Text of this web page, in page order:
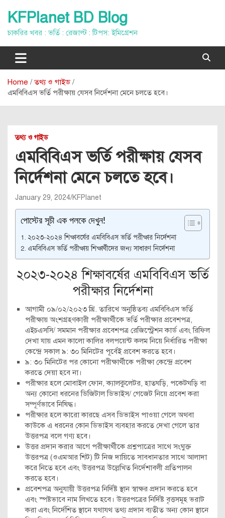
content
KFPlanet BD Blog
চাকরির খবর : ভর্তি : রেজাল্ট : টিপস: ইমিগ্রেশন
Home
তথ্য ও গাইড
এমবিবিএস ভর্তি পরীক্ষায় যেসব নির্দেশনা মেনে চলতে হবে।
তথ্য ও গাইড
এমবিবিএস ভর্তি পরীক্ষায় যেসব
নির্দেশনা মেনে চলতে হবে।
January 29, 2024 KFPlanet
পোস্টের সূচী এক পলকে দেখুন!
২০২৩-২০২৪ শিক্ষাবর্ষের এমবিবিএস ভর্তি পরীক্ষার নির্দেশনা
এমবিবিএস ভর্তি পরীক্ষায় শিক্ষার্থীদের জন্য সাধারণ নির্দেশনা
২০২৩-২০২৪ শিক্ষাবর্ষের এমবিবিএস ভর্তি
পরীক্ষার নির্দেশনা
আগামী ০৯/০২/২০২৩ খ্রি. তারিখে অনুষ্ঠিতব্য এমবিবিএস ভর্তি
পরীক্ষায় অংশগ্রহণকারী পরীক্ষার্থীকে ভর্তি পরীক্ষার প্রবেশপত্র,
এইচএসসি/ সমমান পরীক্ষার প্রবেশপত্র রেজিস্ট্রেশন কার্ড এবং রিফিল
দেখা যায় এমন কালো কালির বলপয়েন্ট কলম নিয়ে নির্ধারিত পরীক্ষা
কেন্দ্রে সকাল ৯: ৩০ মিনিটের পূর্বেই প্রবেশ করতে হবে।
৯: ৩০ মিনিটের পর কোনো পরীক্ষার্থীকে পরীক্ষা কেন্দ্রে প্রবেশ
করতে দেয়া হবে না।
পরীক্ষার হলে মোবাইল ফোন, ক্যালকুলেটর, হাতঘড়ি, পকেটঘড়ি বা
অন্য কোনো ধরনের ডিজিটাল ডিভাইস/ গেজেট নিয়ে প্রবেশ করা
সম্পূর্ণভাবে নিষিদ্ধ।
পরীক্ষার হলে কারো কারছে এসব ডিভাইস পাওয়া গেলে অথবা
কাউকে এ ধরনের কোন ডিভাইস ব্যবহার করতে দেখা গেলে তার
উত্তরপত্র বলে গণ্য হবে।
উত্তর প্রদান করার আগে পরীক্ষার্থীকে প্রশ্নপাত্রের সাথে সংঘুক্ত
উত্তরপত্র (ওএমআর শিট) টি নিজ দায়িতে সাবধানতার সাথে আলাদা
করে নিতে হবে এবং উত্তরপত্র উল্লেখিত নির্দেশাবলী প্রতিপালন
করতে হবে।
প্রবেশপত্র অনুযায়ী উত্তরপত্র নির্দিষ্ট স্থান স্বাক্ষর প্রদান করতে হবে
এবং স্পষ্টভাবে নাম লিখতে হবে। উত্তরপত্রের নির্দিষ্ট বৃত্তসমূহ ভরাট
করা এবং নির্দেশিত স্থানে যথাযথ তথ্য প্রদান ব্যতীত অন্য কোন স্থানে